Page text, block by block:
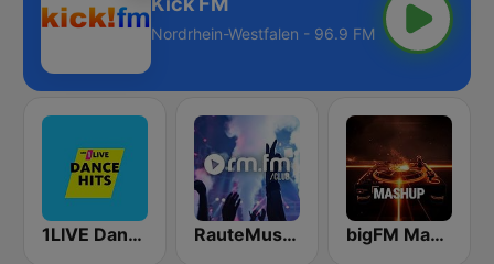
Nordrhein-Westfalen - 96.9 FM
1LIVE Dance Hits RauteMusik Club bigFM Mashup